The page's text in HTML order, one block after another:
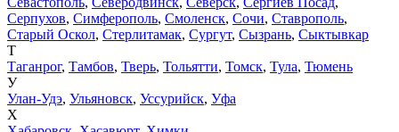
Серпухов, Симферополь, Смоленск, Сочи, Ставрополь,
Старый Оскол, Стерлитамак, Сургут, Сызрань, Сыктывкар
Т
Таганрог, Тамбов, Тверь, Тольятти, Томск, Тула, Тюмень
У
Улан-Удэ, Ульяновск, Уссурийск, Уфа
Х